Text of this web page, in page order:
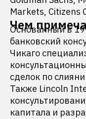
Markets, Citizens
Чем
Основанный в
банковский
Чикаго
сделок по
Также Lincoln
капитала и